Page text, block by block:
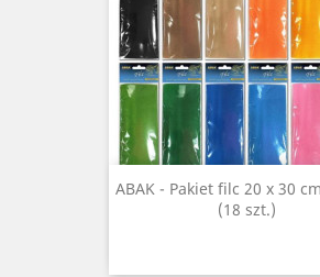
ABAK - Pakiet filc 20 x 30
(18 szt.)